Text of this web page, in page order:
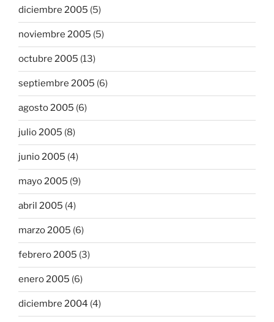
diciembre 2005 (5)
noviembre 2005 (5)
octubre 2005 (13)
septiembre 2005 (6)
agosto 2005 (6)
julio 2005 (8)
junio 2005 (4)
mayo 2005 (9)
abril 2005 (4)
marzo 2005 (6)
febrero 2005 (3)
enero 2005 (6)
diciembre 2004 (4)